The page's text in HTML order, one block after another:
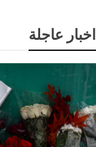
اخبار عاجلة